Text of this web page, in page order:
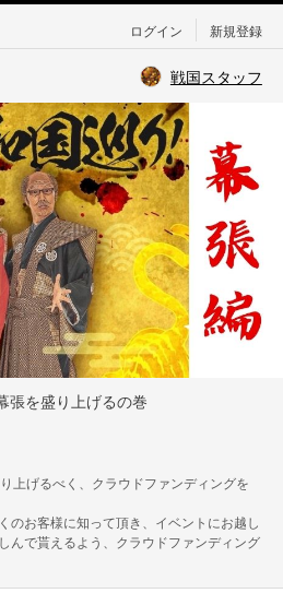
ログイン 新規登録
戦国スタッフ
張を盛り上げるの巻
上げるべく、クラウドファンディングを
のお客様に知って頂き、イベントにお越し
んで貰えるよう、クラウドファンディング